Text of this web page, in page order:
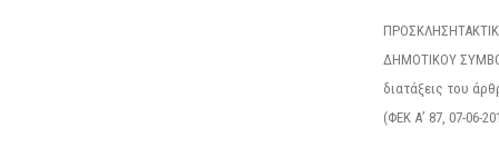
ΔΗΜΟΤΙΚΟΥ
διατάξεις του
(ΦΕΚ Α’ 87, 07-06-